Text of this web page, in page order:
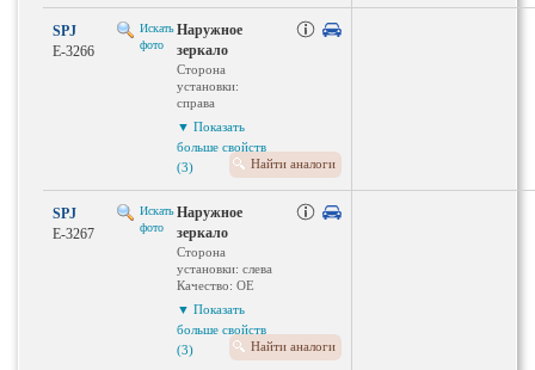
Поверхность:
мерейное
Вид
эксплуатации:
электрический
Поверхность:
грунтованный
Автомобиль с
лево- /
правосторонним
расположением
левостороннего
расположения
руля
Вид
эксплуатации:
ручной
SPJ
E-3266
Искать
фото
Наружное
зеркало
Сторона
установки:
справа
Качество: OE
QUALITY
Наружное /
внутреннее
асферический
Поверхность:
грунтованный
Автомобиль с
лево- /
правосторонним
руля: для
левостороннего
▼ Показать
больше свойств
(3)
Найти аналоги
SPJ
E-3267
Искать
фото
Наружное
зеркало
Сторона
установки: слева
Качество: OE
QUALITY
Наружное /
внутреннее
зеркало заднего
▼ Показать
больше свойств
(3)
Найти аналоги